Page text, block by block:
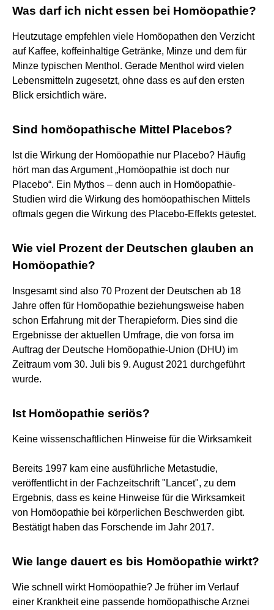
Was darf ich nicht essen bei Homöopathie?
Heutzutage empfehlen viele Homöopathen den Verzicht
auf Kaffee, koffeinhaltige Getränke, Minze und dem für
Minze typischen Menthol. Gerade Menthol wird vielen
Lebensmitteln zugesetzt, ohne dass es auf den ersten
Blick ersichtlich wäre.
Sind homöopathische Mittel Placebos?
Ist die Wirkung der Homöopathie nur Placebo? Häufig
hört man das Argument „Homöopathie ist doch nur
Placebo“. Ein Mythos – denn auch in Homöopathie-
Studien wird die Wirkung des homöopathischen Mittels
oftmals gegen die Wirkung des Placebo-Effekts getestet.
Wie viel Prozent der Deutschen glauben an
Homöopathie?
Insgesamt sind also 70 Prozent der Deutschen ab 18
Jahre offen für Homöopathie beziehungsweise haben
schon Erfahrung mit der Therapieform. Dies sind die
Ergebnisse der aktuellen Umfrage, die von forsa im
Auftrag der Deutsche Homöopathie-Union (DHU) im
Zeitraum vom 30. Juli bis 9. August 2021 durchgeführt
wurde.
Ist Homöopathie seriös?
Keine wissenschaftlichen Hinweise für die Wirksamkeit
Bereits 1997 kam eine ausführliche Metastudie,
veröffentlicht in der Fachzeitschrift "Lancet", zu dem
Ergebnis, dass es keine Hinweise für die Wirksamkeit
von Homöopathie bei körperlichen Beschwerden gibt.
Bestätigt haben das Forschende im Jahr 2017.
Wie lange dauert es bis Homöopathie wirkt?
Wie schnell wirkt Homöopathie? Je früher im Verlauf
einer Krankheit eine passende homöopathische Arznei